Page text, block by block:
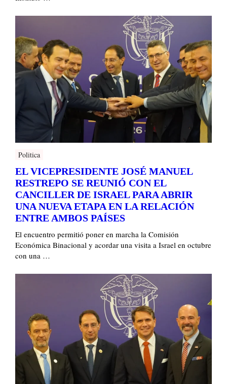
Politica
EL VICEPRESIDENTE JOSÉ MANUEL
RESTREPO SE REUNIÓ CON EL
CANCILLER DE ISRAEL PARA ABRIR
UNA NUEVA ETAPA EN LA RELACIÓN
ENTRE AMBOS PAÍSES
El encuentro permitió poner en marcha la Comisión
Económica Binacional y acordar una visita a Israel en octubre
con una …